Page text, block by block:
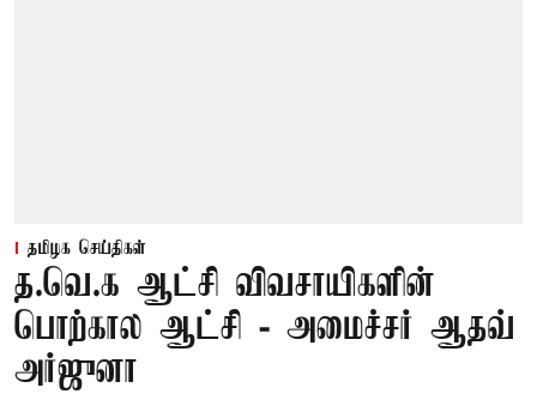
தமிழக செய்திகள்
த.வெ.க ஆட்சி விவசாயிகளின்
பொற்கால ஆட்சி - அமைச்சர் ஆதவ்
அர்ஜுனா